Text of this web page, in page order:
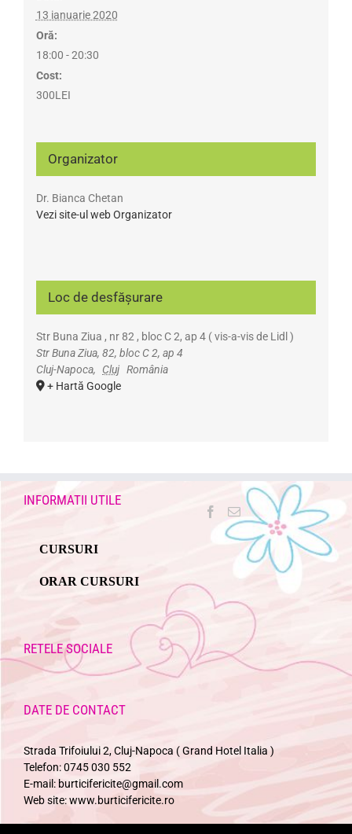
13 ianuarie 2020
Oră:
18:00 - 20:30
Cost:
300LEI
Organizator
Dr. Bianca Chetan
Vezi site-ul web Organizator
Loc de desfășurare
Str Buna Ziua , nr 82 , bloc C 2, ap 4 ( vis-a-vis de Lidl )
Str Buna Ziua, 82, bloc C 2, ap 4
Cluj-Napoca, Cluj România
+ Hartă Google
INFORMATII UTILE
CURSURI
ORAR CURSURI
RETELE SOCIALE
DATE DE CONTACT
Strada Trifoiului 2, Cluj-Napoca ( Grand Hotel Italia )
Telefon:0745 030 552
E-mail: burticifericite@gmail.com
Web site:www.burticifericite.ro